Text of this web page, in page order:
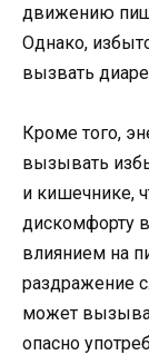
движению
Однако,
вызвать
Кроме того,
вызывать
и кишечнике,
дискомфорту
влиянием на
раздражение
может
опасно